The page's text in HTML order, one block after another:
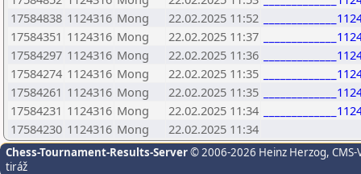
17584838 1124316 Mong 22.02.2025 11:52
17584351 1124316 Mong 22.02.2025 11:37
17584297 1124316 Mong 22.02.2025 11:36
17584274 1124316 Mong 22.02.2025 11:35
17584261 1124316 Mong 22.02.2025 11:35
17584231 1124316 Mong 22.02.2025 11:34
17584230 1124316 Mong 22.02.2025 11:34
Chess-Tournament-Results-Server© 2006-2026 Heinz Herzog,
tiráž